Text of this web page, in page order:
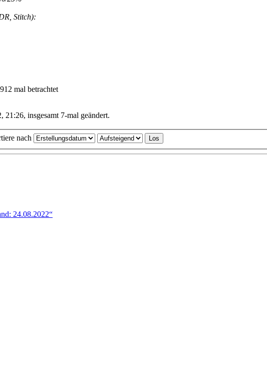
Stitch):
mal betrachtet
21:26, insgesamt 7-mal geändert.
nach
24.08.2022“